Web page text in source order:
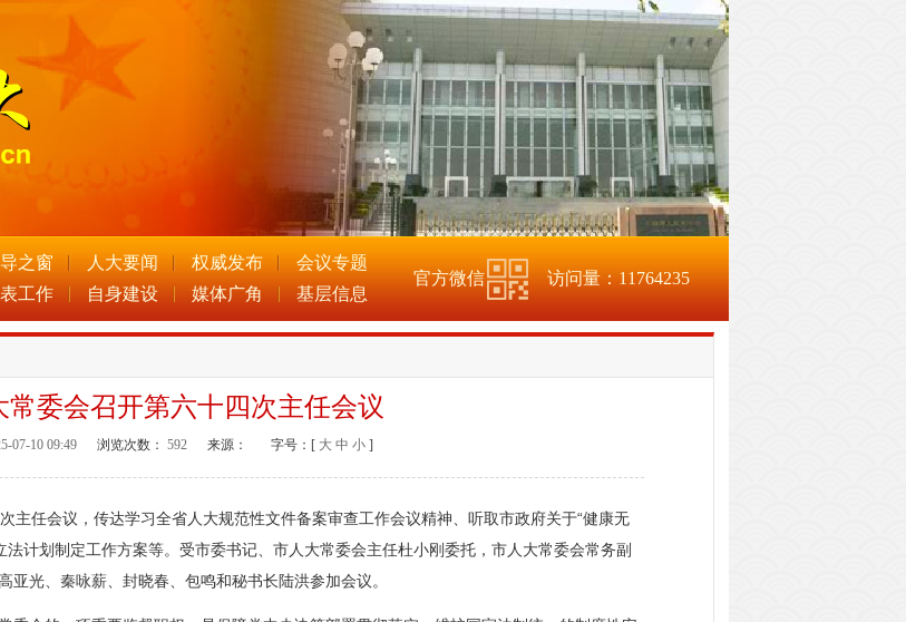
之窗 人大要闻 权威发布
会议专题
工作 自身建设 媒体广角 基层信息
官方微信 访问量： 11764235
常委会召开第六十四次主任会议
07-10 09:49 浏览次数： 592 来源： 字号：[ 大 中 小 ]
任会议，传达学习全省人大规范性文件备案审查工作会议精神、听取市政府关于“健康无
计划制定工作方案等。受市委书记、市人大常委会主任杜小刚委托，市人大常委会常务副
光、秦咏薪、封晓春、包鸣和秘书长陆洪参加会议。